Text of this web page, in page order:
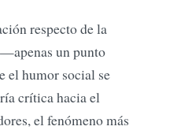
respecto de la
un punto
el humor social se
crítica hacia el
el fenómeno más